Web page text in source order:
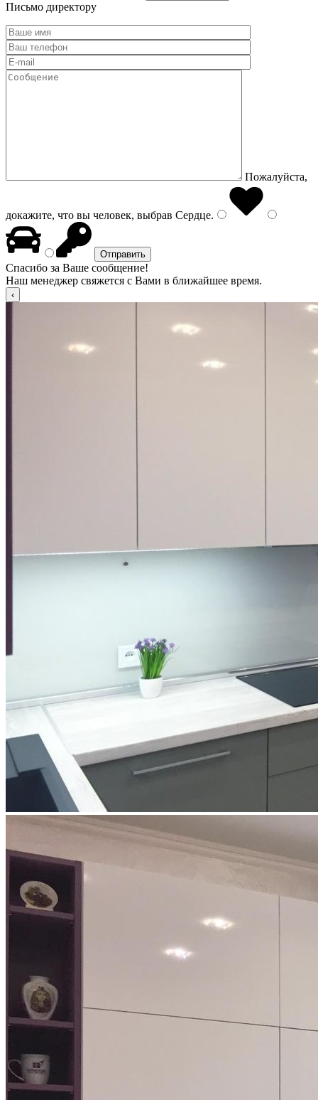
Письмо директору
Пожалуйста,
докажите, что вы человек, выбрав Сердце.
Спасибо за Ваше сообщение!
Наш менеджер свяжется с Вами в ближайшее время.